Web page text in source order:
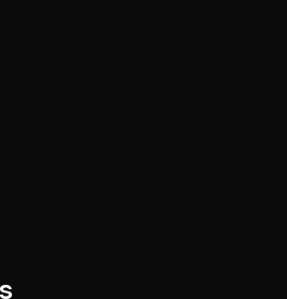
WhatsApp *